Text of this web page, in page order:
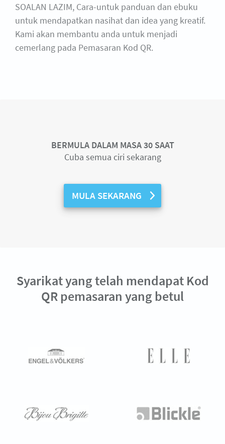
SOALAN LAZIM, Cara-untuk panduan dan ebuku
untuk mendapatkan nasihat dan idea yang kreatif.
Kami akan membantu anda untuk menjadi
cemerlang pada Pemasaran Kod QR.
BERMULA DALAM MASA 30 SAAT
Cuba semua ciri sekarang
MULA SEKARANG
Syarikat yang telah mendapat Kod
QR pemasaran yang betul